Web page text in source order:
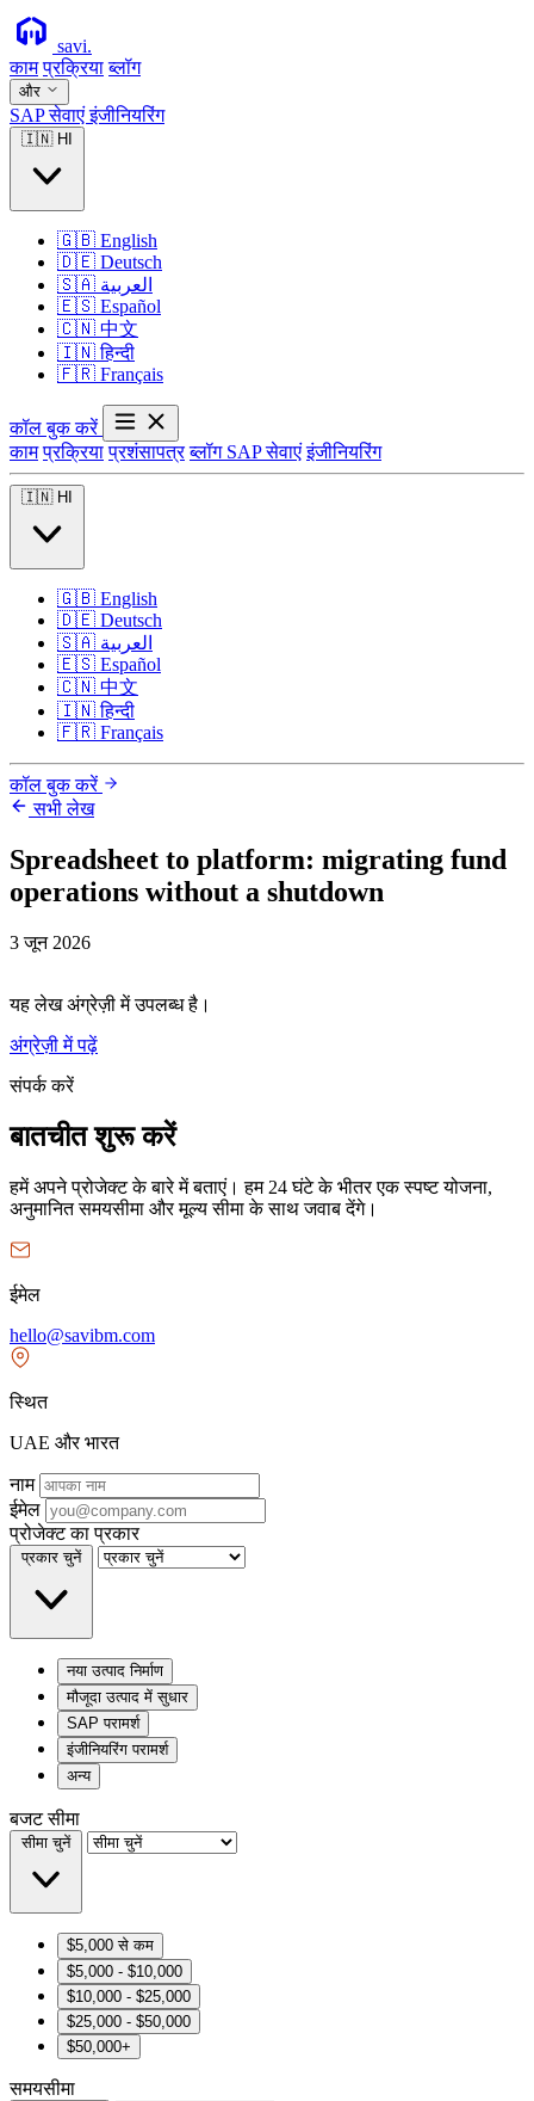
savi.
काम प्रक्रिया ब्लॉग
और
SAP सेवाएंइंजीनियरिंग
🇮🇳 HI
🇬🇧 English
🇩🇪 Deutsch
🇸🇦 العربية
🇪🇸 Español
🇨🇳 中文
🇮🇳 हिन्दी
🇫🇷 Français
कॉल बुक करें
काम प्रक्रिया प्रशंसापत्र ब्लॉग SAP सेवाएं इंजीनियरिंग
🇮🇳 HI
🇬🇧 English
🇩🇪 Deutsch
🇸🇦 العربية
🇪🇸 Español
🇨🇳 中文
🇮🇳 हिन्दी
🇫🇷 Français
कॉल बुक करें
सभी लेख
Spreadsheet to platform: migrating fund
operations without a shutdown
3 जून 2026
यह लेख अंग्रेज़ी में उपलब्ध है।
अंग्रेज़ी में पढ़ें
संपर्क करें
बातचीत शुरू करें
हमें अपने प्रोजेक्ट के बारे में बताएं। हम 24 घंटे के भीतर एक स्पष्ट योजना,
अनुमानित समयसीमा और मूल्य सीमा के साथ जवाब देंगे।
ईमेल
hello@savibm.com
स्थित
UAE और भारत
नाम
ईमेल
प्रोजेक्ट का प्रकार
प्रकार चुनें
नया उत्पाद निर्माण
मौजूदा उत्पाद में सुधार
SAP परामर्श
इंजीनियरिंग परामर्श
अन्य
बजट सीमा
सीमा चुनें
$5,000 से कम
$5,000 - $10,000
$10,000 - $25,000
$25,000 - $50,000
$50,000+
समयसीमा